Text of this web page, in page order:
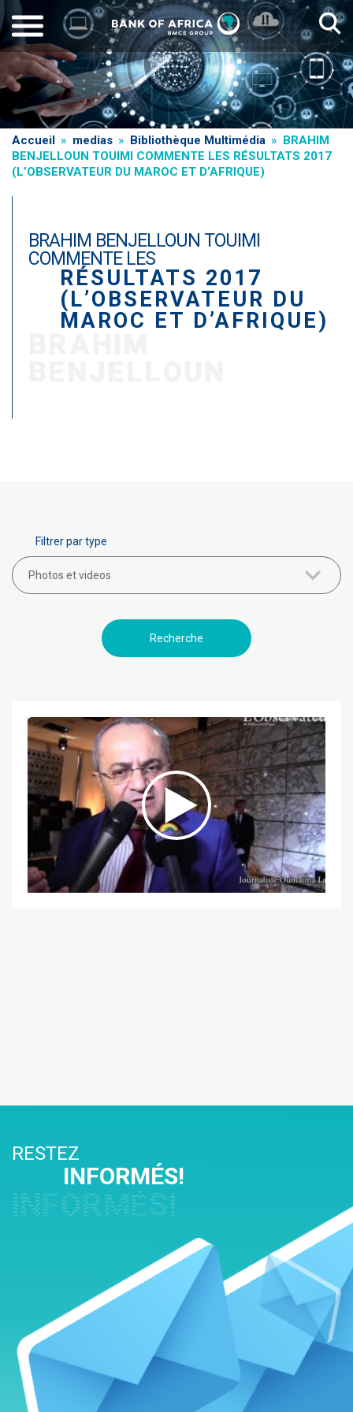
Aller
au
contenu
principal
Fil
d'Ariane
Accueil medias Bibliothèque Multimédia
BRAHIM
BENJELLOUN TOUIMI COMMENTE LES RÉSULTATS 2017
(L’OBSERVATEUR DU MAROC ET D’AFRIQUE)
BRAHIM BENJELLOUN TOUIMI
COMMENTE LES
RÉSULTATS 2017
(L’OBSERVATEUR DU
MAROC ET D’AFRIQUE)
Filtrer par type
Photos et videos
RESTEZ
INFORMÉS!
INFORMÉS!